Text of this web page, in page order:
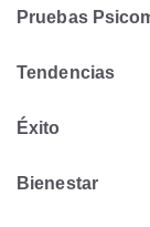
Pruebas
Tendencias
Éxito
Bienestar